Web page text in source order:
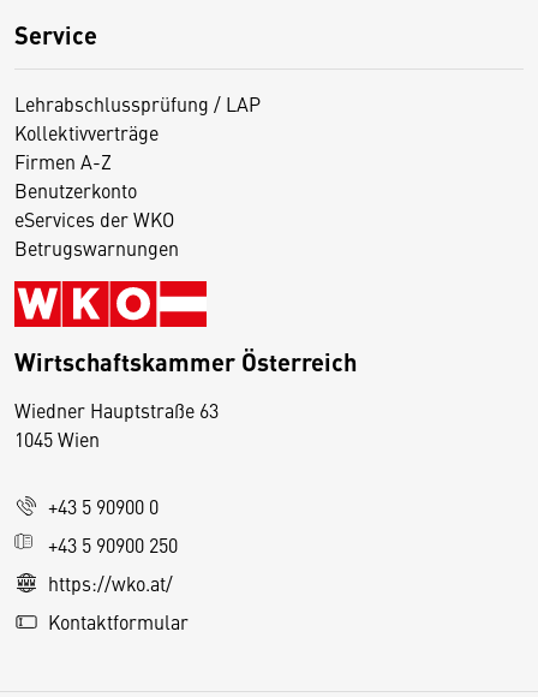
Service
Lehrabschlussprüfung / LAP
Kollektivverträge
Firmen A-Z
Benutzerkonto
eServices der WKO
Betrugswarnungen
Wirtschaftskammer Österreich
Wiedner Hauptstraße 63
1045 Wien
+43 5 90900 0
+43 5 90900 250
https://wko.at/
Kontaktformular
D
s
e
S
e